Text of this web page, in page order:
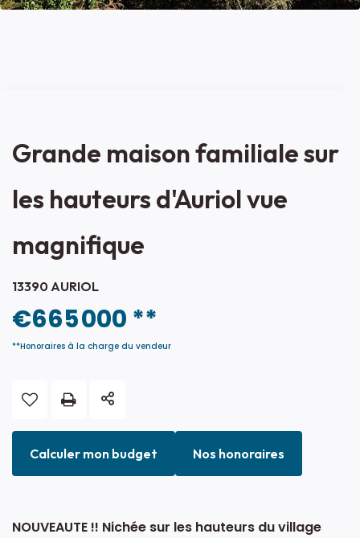
Grande maison familiale sur
les hauteurs d'Auriol vue
magnifique
13390 AURIOL
€665 000 **
**Honoraires à la charge du vendeur
Calculer mon budget Nos honoraires
NOUVEAUTE !! Nichée sur les hauteurs du village